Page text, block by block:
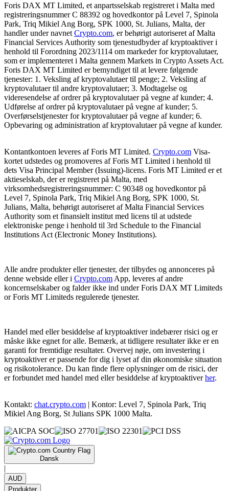
Foris DAX MT Limited, et anpartsselskab registreret i Malta med
registreringsnummer C 88392 og hovedkontor på Level 7, Spinola
Park, Triq Mikiel Ang Borg, SPK 1000, St. Julians, Malta, der
handler under navnet Crypto.com, er behørigt autoriseret af Malta
Financial Services Authority som tjenestudbyder af kryptoaktiver i
henhold til Forordning 2023/1114 om markeder for kryptovalutaer,
som er implementeret i Malta gennem Markets in Crypto Assets Act.
Foris DAX MT Limited er bemyndiget til at levere følgende
tjenester: 1. Veksling af kryptovalutaer til penge; 2. Veksling af
kryptovalutaer til andre kryptovalutaer; 3. Modtagelse og
videresendelse af ordrer på kryptovalutaer på vegne af kunder; 4.
Udførelse af ordrer på kryptovalutaer på vegne af kunder; 5.
Overførselstjenester for kryptovalutaer på vegne af kunder; 6.
Opbevaring og administration af kryptovalutaer på vegne af kunder.
Kontantkontoen leveres af Foris MT Limited. Crypto.com Visa-
kortet udstedes og promoveres af Foris MT Limited i henhold til
dets Visa Principal Member (Issuing)-licens. Foris MT Limited er et
aktieselskab, der er registreret på Malta, med
virksomhedsregistreringsnummer: C 90348 og hovedkontor på
Level 7, Spinola Park, Triq Mikiel Ang Borg, SPK 1000, St.
Julians, Malta, behørigt autoriseret af Malta Financial Services
Authority som et finansielt institut med licens til at udstede
elektroniske penge i henhold til 3rd Schedule to the Financial
Institutions Act (Electronic Money Institutions).
Alle andre produkter eller tjenester, der tilbydes og annonceres på
denne webside eller i Crypto.com App, leveres af andre
koncernselskaber og falder ikke ind under Foris DAX MT Limiteds
or Foris MT Limiteds regulerede tjenester.
Handel med eller besiddelse af kryptoaktiver indebærer risici og er
måske ikke egnet for alle. Bemærk, at tidligere resultater ikke er en
garanti for fremtidige resultater. Overvej nøje, om investering i
kryptoaktiver er passende for dig i lyset af din økonomiske situation
og risikotolerance. Du kan finde flere oplysninger om de risici, der
er forbundet med handel med eller besiddelse af kryptoaktiverher.
Kontakt: chat.crypto.com | Kontor: Level 7, Spinola Park, Triq
Mikiel Ang Borg, St Julians SPK 1000 Malta.
Dansk
|
AUD
Produkter